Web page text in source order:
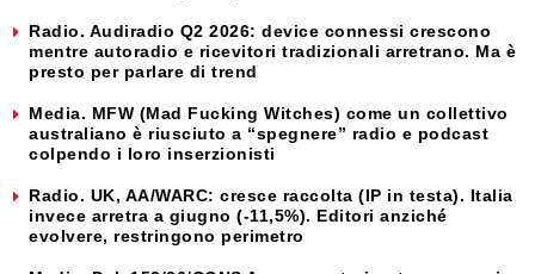
Radio. Audiradio Q2 2026: device connessi crescono
mentre autoradio e ricevitori tradizionali arretrano. Ma è
presto per parlare di trend
Media. MFW (Mad Fucking Witches) come un collettivo
australiano è riusciuto a “spegnere” radio e podcast
colpendo i loro inserzionisti
Radio. UK, AA/WARC: cresce raccolta (IP in testa). Italia
invece arretra a giugno (-11,5%). Editori anziché
evolvere, restringono perimetro